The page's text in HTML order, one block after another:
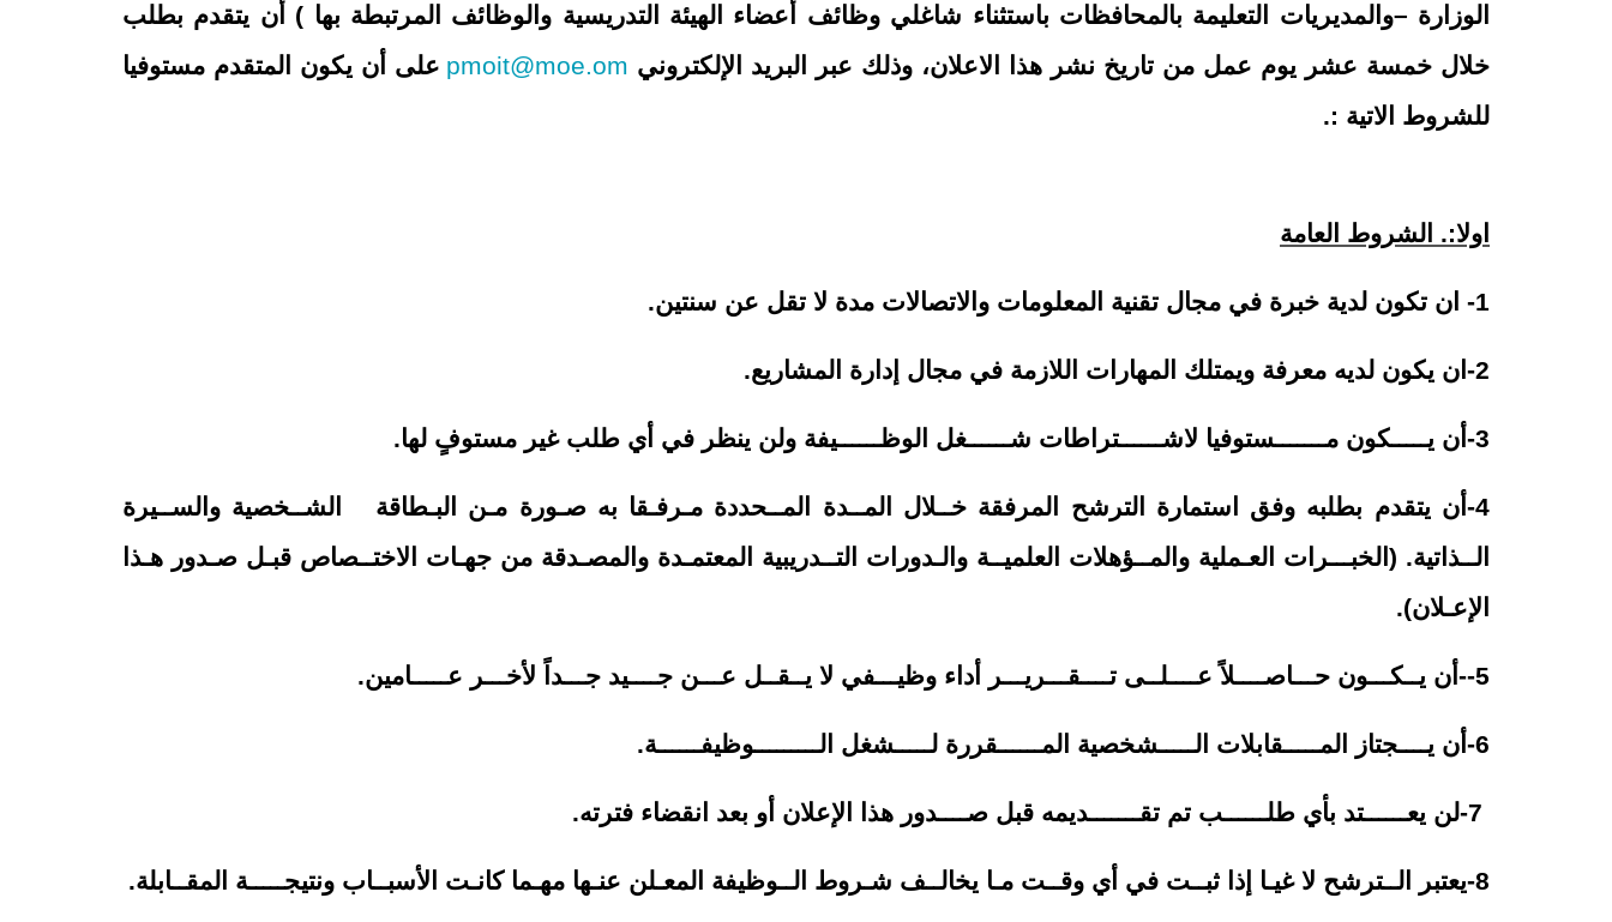
الوزارة –والمديريات التعليمة بالمحافظات باستثناء شاغلي وظائف أعضاء الهيئة التدريسية والوظائف المرتبطة بها ) أن يتقدم بطلب
خلال خمسة عشر يوم عمل من تاريخ نشر هذا الاعلان، وذلك عبر البريد الإلكتروني pmoit@moe.om على أن يكون المتقدم مستوفيا
للشروط الاتية :.
اولا:. الشروط العامة
1- ان تكون لدية خبرة في مجال تقنية المعلومات والاتصالات مدة لا تقل عن سنتين.
2-ان يكون لديه معرفة ويمتلك المهارات اللازمة في مجال إدارة المشاريع.
3-أن يـــــكون مـــــــستوفيا لاشــــــتراطات شــــــغل الوظــــــيفة ولن ينظر في أي طلب غير مستوفٍ لها.
4-أن يتقدم بطلبه وفق استمارة الترشح المرفقة خــلال المــدة المــحددة مـرفـقا به صـورة مـن البـطاقة الشــخصية والســيرة
الــذاتية. (الخبـــرات العـملية والمــؤهلات العلميــة والـدورات التــدريبية المعتمـدة والمصـدقة من جهـات الاختــصاص قبـل صـدور هـذا
الإعـلان).
5- -أن يــكـــون حـــاصــــلاً عــــلــى تــــقـــريـــر أداء وظيـــفي لا يــقــل عـــن جــــيد جـــداً لأخـــر عـــــامين.
6-أن يــــجتاز المـــــقابلات الـــــشخصية المــــــقررة لـــــشغل الـــــــــوظيفــــــة.
8-يعتبر الــترشح لا غيـا إذا ثبــت في أي وقــت مـا يخالــف شـروط الــوظيفة المعـلن عنـها مهـما كانـت الأسبــاب ونتيجـــــة المقــابلة.